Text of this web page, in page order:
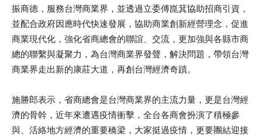
振商德，服務台灣商業界，並透過立委傅崑萁協助招商引資，
並配合政府因應時代快速發展，協助商業創新經營理念，促進
商業現代化，強化省商總會的聯誼、交流，更加強與各縣市商
總的聯繫與凝聚力，為台灣商業界發聲，解決問題，帶領台灣
商業界走出新的康莊大道，再創台灣經濟奇蹟。
施勝郎表示，省商總會是台灣商業界的主流力量，更是台灣經
濟的骨幹，近年來遭遇疫情衝擊，全台各商會扮演了積極參
與、活絡地方經濟的重要橋梁，大家挺過疫情，更要團結迎接